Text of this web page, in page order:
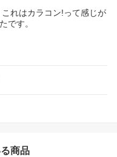
れはカラコン!って感じが
です。
商品